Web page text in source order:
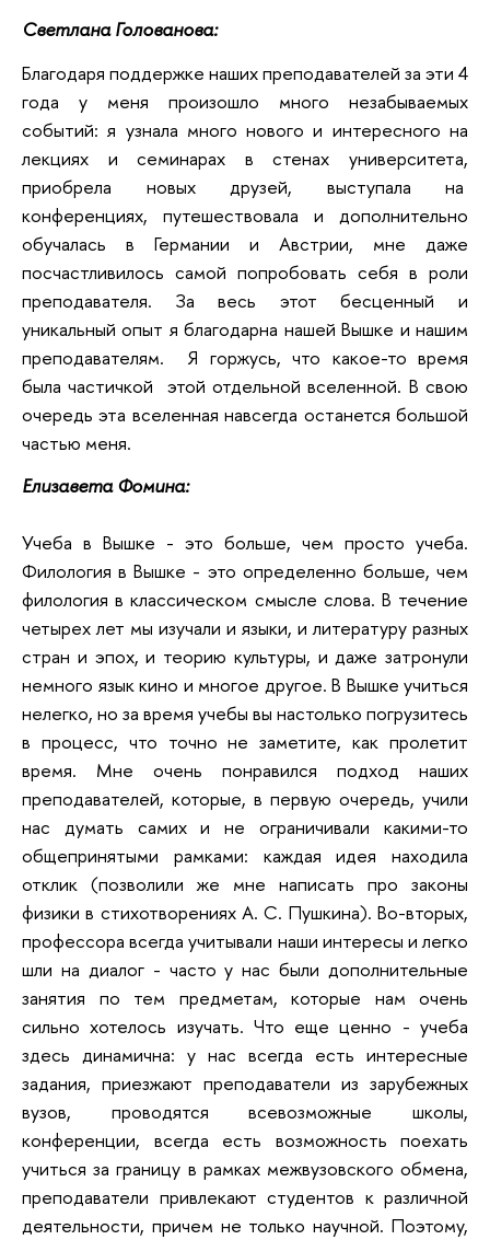
Светлана Голованова:
Благодаря поддержке наших преподавателей за эти 4
года у меня произошло много незабываемых
событий: я узнала много нового и интересного на
лекциях и семинарах в стенах университета,
приобрела новых друзей, выступала на
конференциях, путешествовала и дополнительно
обучалась в Германии и Австрии, мне даже
посчастливилось самой попробовать себя в роли
преподавателя. За весь этот бесценный и
уникальный опыт я благодарна нашей Вышке и нашим
преподавателям. Я горжусь, что какое-то время
была частичкой этой отдельной вселенной. В свою
очередь эта вселенная навсегда останется большой
частью меня.
Елизавета Фомина:
Учеба в Вышке - это больше, чем просто учеба.
Филология в Вышке - это определенно больше, чем
филология в классическом смысле слова. В течение
четырех лет мы изучали и языки, и литературу разных
стран и эпох, и теорию культуры, и даже затронули
немного язык кино и многое другое. В Вышке учиться
нелегко, но за время учебы вы настолько погрузитесь
в процесс, что точно не заметите, как пролетит
время. Мне очень понравился подход наших
преподавателей, которые, в первую очередь, учили
нас думать самих и не ограничивали какими-то
общепринятыми рамками: каждая идея находила
отклик (позволили же мне написать про законы
физики в стихотворениях А. С. Пушкина). Во-вторых,
профессора всегда учитывали наши интересы и легко
шли на диалог - часто у нас были дополнительные
занятия по тем предметам, которые нам очень
сильно хотелось изучать. Что еще ценно - учеба
здесь динамична: у нас всегда есть интересные
задания, приезжают преподаватели из зарубежных
вузов, проводятся всевозможные школы,
конференции, всегда есть возможность поехать
учиться за границу в рамках межвузовского обмена,
преподаватели привлекают студентов к различной
деятельности, причем не только научной. Поэтому,